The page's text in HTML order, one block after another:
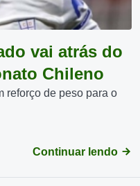
vai atrás do
Chileno
reforço de peso para o
Continuar lendo